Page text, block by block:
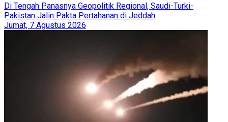
Di Tengah Panasnya Geopolitik Regional, Saudi-Turki-
Pakistan Jalin Pakta Pertahanan di Jeddah
Jumat, 7 Agustus 2026